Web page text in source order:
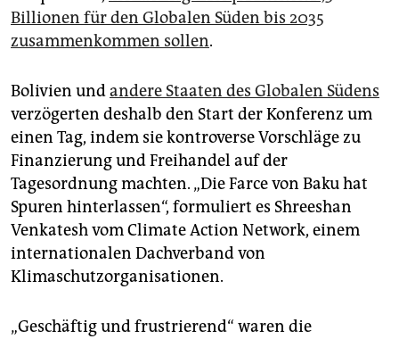
Billionen für den Globalen Süden bis 2035
zusammenkommen sollen.
Bolivien undandere Staaten des Globalen Südens
verzögerten deshalb den Start der Konferenz um
einen Tag, indem sie kontroverse Vorschläge zu
Finanzierung und Freihandel auf der
Tagesordnung machten. „Die Farce von Baku hat
Spuren hinterlassen“, formuliert es Shreeshan
Venkatesh vom Climate Action Network, einem
internationalen Dachverband von
Klimaschutzorganisationen.
„Geschäftig und frustrierend“ waren die